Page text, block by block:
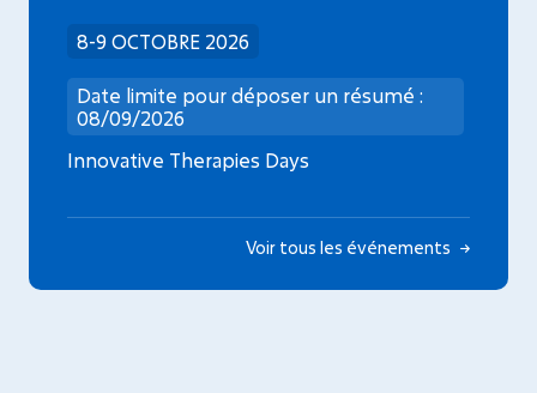
8-9 OCTOBRE 2026
Date limite pour déposer un résumé :
08/09/2026
Innovative Therapies Days
Voir tous les événements